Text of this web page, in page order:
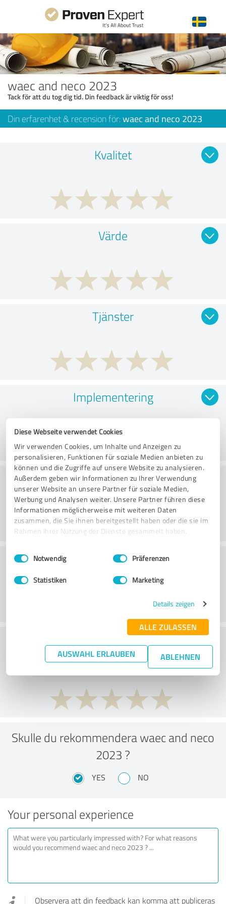
Diese Webseite verwendet Cookies
Wir verwenden Cookies, um Inhalte und Anzeigen zu
personalisieren, Funktionen für soziale Medien anbieten zu
können und die Zugriffe auf unsere Website zu analysieren.
Außerdem geben wir Informationen zu Ihrer Verwendung
unserer Website an unsere Partner für soziale Medien,
Werbung und Analysen weiter. Unsere Partner führen diese
Informationen möglicherweise mit weiteren Daten
zusammen, die Sie ihnen bereitgestellt haben oder die sie im
Rahmen Ihrer Nutzung der Dienste gesammelt haben.
Impressum Datenschutzbestimmungen
Einwilligungsauswahl
Notwendig Präferenzen
Statistiken Marketing
Details zeigen
ALLE ZULASSEN
AUSWAHL ERLAUBEN ABLEHNEN
waec and neco 2023
Tack för att du tog dig tid. Din feedback är viktig för oss!
Din erfarenhet & recension för: waec and neco 2023
Kvalitet
Värde
Tjänster
Implementering
Rådgivning
Kundservice
What do you think of the price to
performance ratio?
Skulle du rekommendera waec and neco
2023 ?
YES NO
Your personal experience
Observera att din feedback kan komma att publiceras